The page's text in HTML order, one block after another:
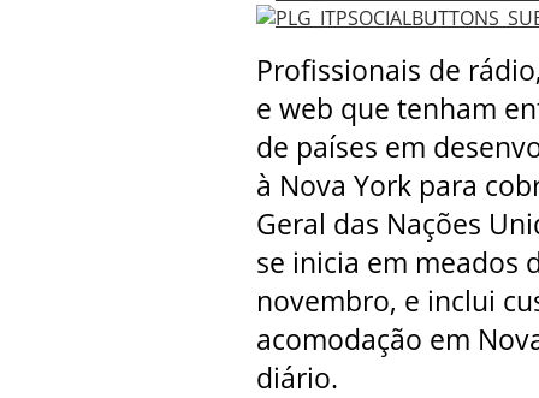
Profissionais de
e web que tenham
de países em
à Nova York para
Geral das Nações
se inicia em meados
novembro, e inclui
acomodação em
diário.